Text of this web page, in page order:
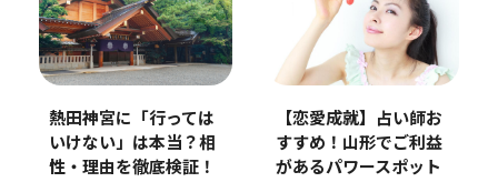
熱田神宮に「行っては
いけない」は本当？相
性・理由を徹底検証！
【恋愛成就】占い師お
すすめ！山形でご利益
があるパワースポット